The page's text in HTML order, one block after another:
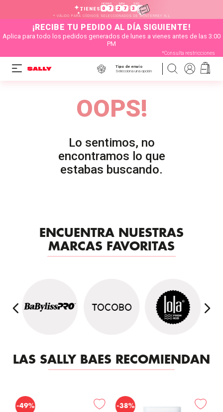
TIENES
HORAS
0 7 :
MIN
2 7 :
SEG
3 0
* VÁLIDO PARA CÓDIGOS SELECCIONADOS DE MONTERREY N.L
¡RECIBE TU PEDIDO AL DÍA SIGUIENTE!
Aplica para todo los pedidos generados de lunes a vienes antes de las 3:00
PM
*Consulta restricciones
Tipo de envío
Selecciona una opción
OOPS!
ENCUENTRA NUESTRAS
MARCAS FAVORITAS
LAS SALLY BAES RECOMIENDAN
-49% -38%